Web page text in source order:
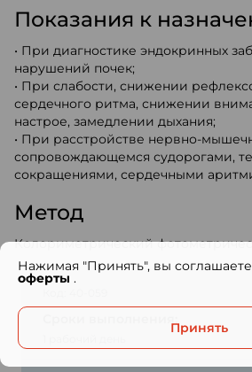
Показания к
• При диагностике эндокринных
нарушений почек;
• При слабости, снижении
сердечного ритма, снижении
настрое, замедлении дыхания;
• При расстройстве нервно-
сопровождающемся судорогами,
сокращениями, сердечными
Метод
Колориметрический
Нажимая "Принять", вы
оферты .
Принять